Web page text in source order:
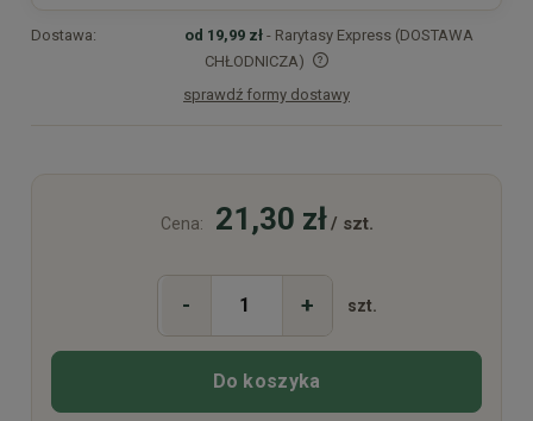
Dostawa: od 19,99 zł - Rarytasy Express (DOSTAWA
CHŁODNICZA)
Cena nie zawiera ewentualnych kosztów płatności
sprawdź formy dostawy
Cena: 21,30 zł/ szt.
- + szt.
Do koszyka